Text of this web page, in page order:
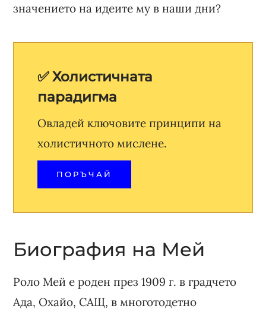
значението на идеите му в наши дни?
✅ Холистичната
парадигма
Овладей ключовите принципи на
холистичното мислене.
ПОРЪЧАЙ
Биография на Мей
Роло Мей е роден през 1909 г. в градчето
Ада, Охайо, САЩ, в многотодетно